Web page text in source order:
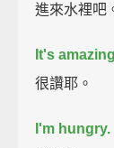
進來水裡吧
It's
很讚耶。
I'm hungry.